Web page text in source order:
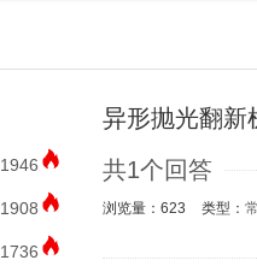
异形抛光翻新
共1个回答
浏览量：623 类型：
1946
1908
1736